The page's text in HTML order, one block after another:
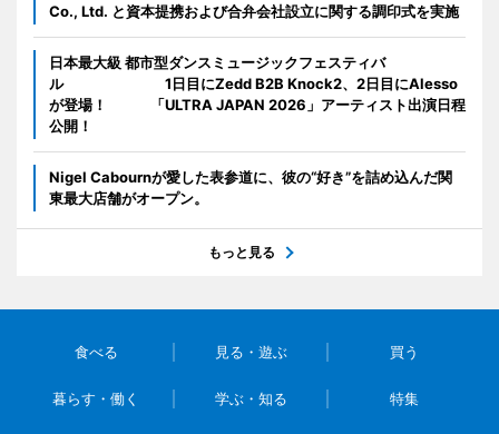
Co., Ltd. と資本提携および合弁会社設立に関する調印式を実施
日本最大級 都市型ダンスミュージックフェスティバ
ル 1日目にZedd B2B Knock2、2日目にAlesso
が登場！ 「ULTRA JAPAN 2026」アーティスト出演日程
公開！
Nigel Cabournが愛した表参道に、彼の“好き”を詰め込んだ関
東最大店舗がオープン。
もっと見る
食べる 見る・遊ぶ 買う
暮らす・働く 学ぶ・知る 特集